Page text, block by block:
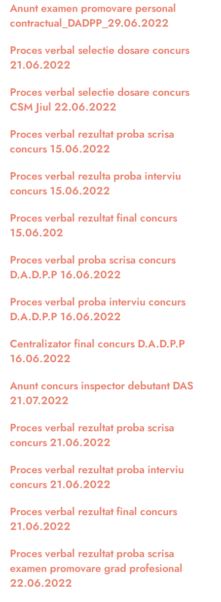
Anunt examen promovare personal
contractual_DADPP_29.06.2022
Proces verbal selectie dosare concurs
21.06.2022
Proces verbal selectie dosare concurs
CSM Jiul 22.06.2022
Proces verbal rezultat proba scrisa
concurs 15.06.2022
Proces verbal rezulta proba interviu
concurs 15.06.2022
Proces verbal rezultat final concurs
15.06.202
Proces verbal proba scrisa concurs
D.A.D.P.P 16.06.2022
Proces verbal proba interviu concurs
D.A.D.P.P 16.06.2022
Centralizator final concurs D.A.D.P.P
16.06.2022
Anunt concurs inspector debutant DAS
21.07.2022
Proces verbal rezultat proba scrisa
concurs 21.06.2022
Proces verbal rezultat proba interviu
concurs 21.06.2022
Proces verbal rezultat final concurs
21.06.2022
Proces verbal rezultat proba scrisa
examen promovare grad profesional
22.06.2022